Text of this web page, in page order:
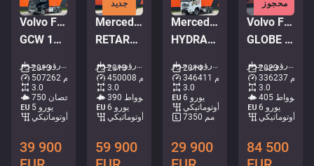
Volvo FH16 750 6x4
GCW 100 TON / RETARDER / GLOBE XL / BIG AXEL / ADR
رؤوس جرار • M550-7967
2013
507262 كم
3.0
750 حصان
يورو 5
أوتوماتيكي
39 900
جديد
Mercedes-Benz Actros 2653 6x2
RETARDER / DOUBLE BOGIE / GIGASPACE
رؤوس جرار • M237-5168
2018
450008 كم
3.0
390 كيلوواط
يورو 6
أوتوماتيكي
59 900
Mercedes-Benz Arocs 2651 6x4
HYDRAULICS / UNDERBODY SCRAPER
رؤوس جرار • M217-4358
2014
346411 كم
3.0
يورو 6
أوتوماتيكي
7350 مم
29 900
محجوز
Volvo FH 540 6x2
GLOBE XL / RETARDER / DOUBLE BOGIE
رؤوس جرار • M075-6603
2023
336237 كم
3.0
405 كيلوواط
يورو 6
أوتوماتيكي
84 500